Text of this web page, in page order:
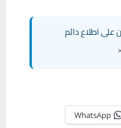
على اطلاع دائم
WhatsApp